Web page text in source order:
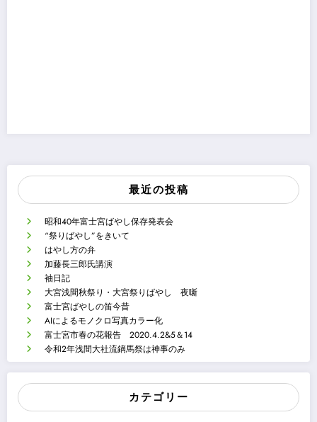
最近の投稿
昭和40年富士宮ばやし保存発表会
“祭りばやし”をきいて
はやし方の弁
加藤長三郎氏講演
袖日記
大宮浅間秋祭り・大宮祭りばやし 夜噺
富士宮ばやしの笛今昔
AIによるモノクロ写真カラー化
富士宮市春の花報告 2020.4.2&5＆14
令和2年浅間大社流鏑馬祭は神事のみ
カテゴリー